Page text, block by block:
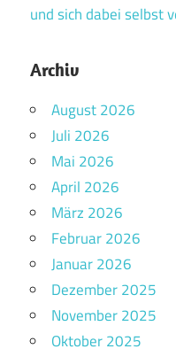
und sich dabei selbst
Archiv
August 2026
Juli 2026
Mai 2026
April 2026
März 2026
Februar 2026
Januar 2026
Dezember 2025
November 2025
Oktober 2025